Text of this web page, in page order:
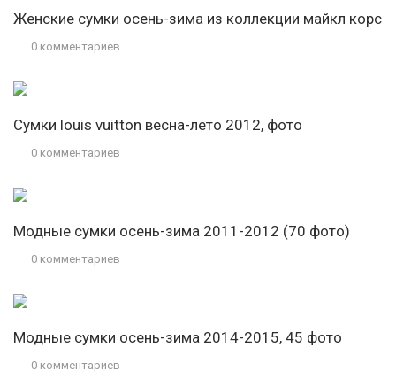
Женские сумки осень-зима из коллекции майкл корс
0 комментариев
Сумки louis vuitton весна-лето 2012, фото
0 комментариев
Модные сумки осень-зима 2011-2012 (70 фото)
0 комментариев
Модные сумки осень-зима 2014-2015, 45 фото
0 комментариев